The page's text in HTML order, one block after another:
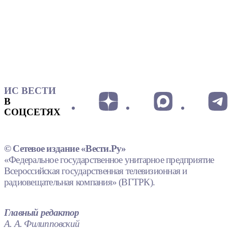
ИС ВЕСТИ
В
СОЦСЕТЯХ
© Сетевое издание «Вести.Ру»
«Федеральное государственное унитарное предприятие
Всероссийская государственная телевизионная и
радиовещательная компания» (ВГТРК).
Главный редактор
А. А. Филипповский